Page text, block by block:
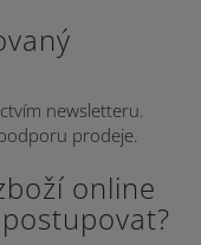
newsletteru.
prodeje.
online